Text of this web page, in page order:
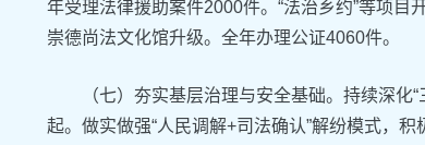
年受理法律援助案件2000件。“法治乡约”等项
崇德尚法文化馆升级。全年办理公证4060件。
（七）‌夯实基层治理与安全基础。持续深化
起。做实做强“人民调解+司法确认”解纷模式，